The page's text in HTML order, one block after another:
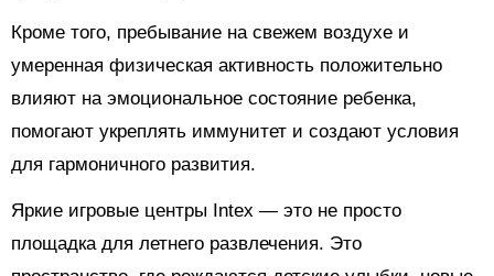
Кроме того, пребывание на свежем воздухе и
умеренная физическая активность положительно
влияют на эмоциональное состояние ребенка,
помогают укреплять иммунитет и создают условия
для гармоничного развития.
Яркие игровые центры Intex — это не просто
площадка для летнего развлечения. Это